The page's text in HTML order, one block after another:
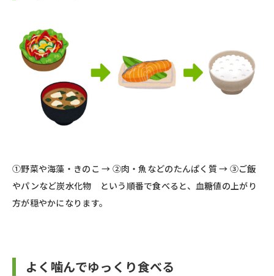
①野菜や海藻・きのこ → ②肉・魚などのたんぱく質 → ③ご飯
やパンなど炭水化物 という順番で食べると、血糖値の上がり
方が穏やかになります。
よく噛んでゆっくり食べる